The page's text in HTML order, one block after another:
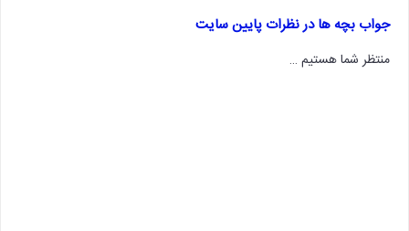
جواب بچه ها در نظرات پایین سایت
منتظر شما هستیم …